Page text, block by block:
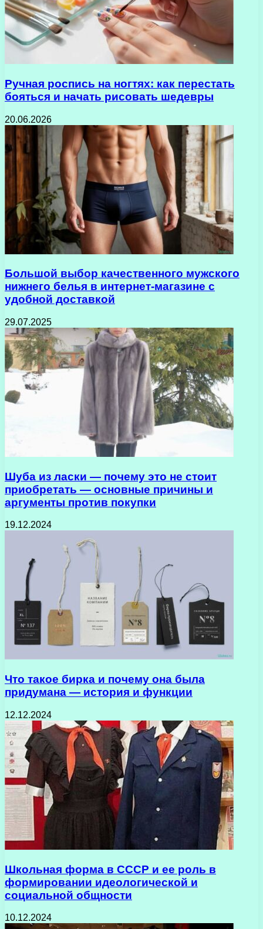
Ручная роспись на ногтях: как перестать
бояться и начать рисовать шедевры
20.06.2026
Большой выбор качественного мужского
нижнего белья в интернет-магазине с
удобной доставкой
29.07.2025
Шуба из ласки — почему это не стоит
приобретать — основные причины и
аргументы против покупки
19.12.2024
Что такое бирка и почему она была
придумана — история и функции
12.12.2024
Школьная форма в СССР и ее роль в
формировании идеологической и
социальной общности
10.12.2024